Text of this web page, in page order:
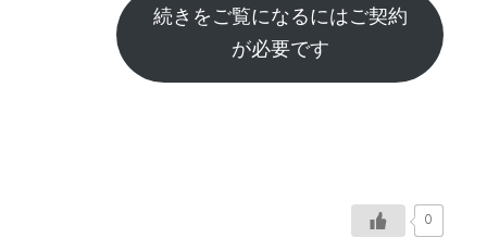
続きをご覧になるにはご契約
が必要です
0